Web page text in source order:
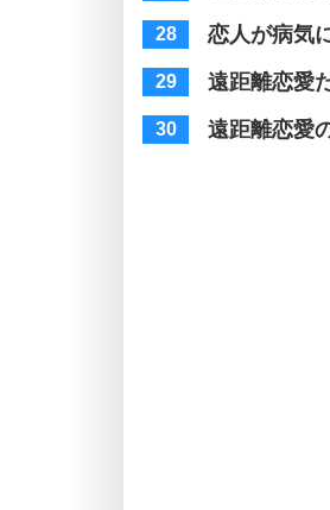
恋人が病気
遠距離恋愛
遠距離恋愛